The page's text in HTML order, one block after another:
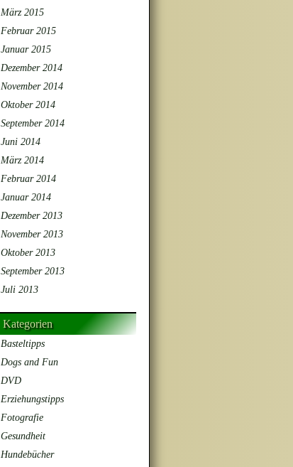
März 2015
Februar 2015
Januar 2015
Dezember 2014
November 2014
Oktober 2014
September 2014
Juni 2014
März 2014
Februar 2014
Januar 2014
Dezember 2013
November 2013
Oktober 2013
September 2013
Juli 2013
Kategorien
Basteltipps
Dogs and Fun
DVD
Erziehungstipps
Fotografie
Gesundheit
Hundebücher